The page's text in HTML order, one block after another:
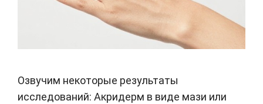
Озвучим некоторые результаты
исследований: Акридерм в виде мази или